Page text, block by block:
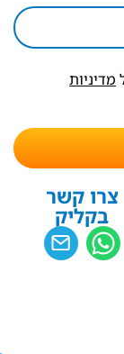
מדיניות
צרו קשר
בקליק